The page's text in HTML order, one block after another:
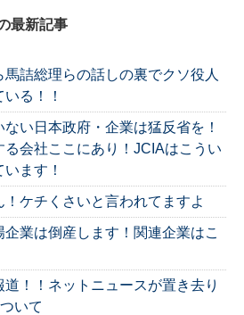
最新記事
詰総理らの話しの裏でクソ役人
る！！
い日本政府・企業は猛反省を！
会社ここにあり！JCIAはこうい
ます！
！ケチくさいと言われてますよ
業は倒産します！関連企業はこ
！！ネットニュースが置き去り
いて